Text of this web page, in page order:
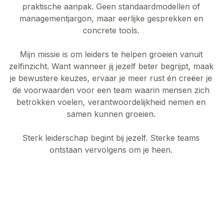
praktische aanpak. Geen standaardmodellen of
managementjargon, maar eerlijke gesprekken en
concrete tools.
Mijn missie is om leiders te helpen groeien vanuit
zelfinzicht. Want wanneer jij jezelf beter begrijpt, maak
je bewustere keuzes, ervaar je meer rust én creëer je
de voorwaarden voor een team waarin mensen zich
betrokken voelen, verantwoordelijkheid nemen en
samen kunnen groeien.
Sterk leiderschap begint bij jezelf. Sterke teams
ontstaan vervolgens om je heen.